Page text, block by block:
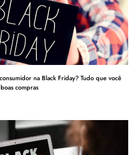
na Black Friday? Tudo que você
compras